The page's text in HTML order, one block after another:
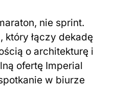
nie sprint.
który łączy dekadę
o architekturę i
ofertę Imperial
w biurze